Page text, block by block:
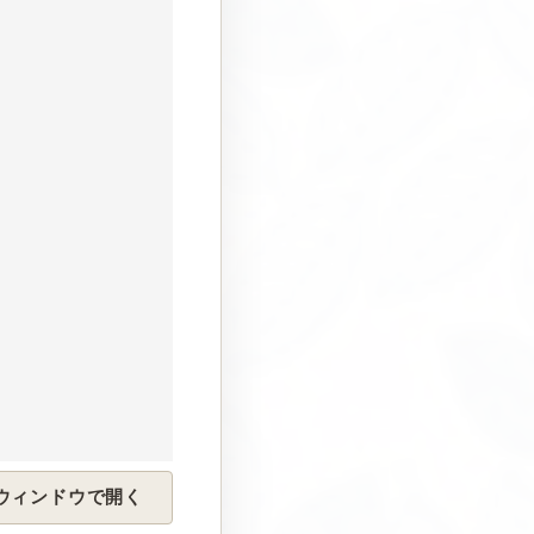
ィンドウで開く